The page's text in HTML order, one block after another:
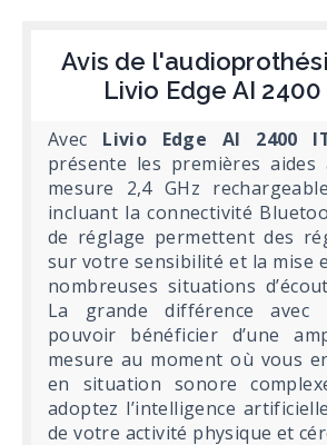
Avis de
Livio Edge AI 2400
Avec Livio Edge AI 2400
présente les premières aides
mesure 2,4 GHz
incluant la connectivité
de réglage permettent des
sur votre sensibilité et la mise
nombreuses situations
La grande différence avec
pouvoir bénéficier d’une
mesure au moment où vous
en situation sonore
adoptez l’intelligence
de votre activité physique et